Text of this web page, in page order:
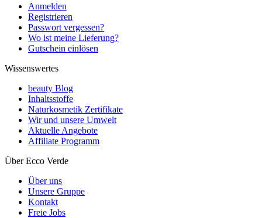
Anmelden
Registrieren
Passwort vergessen?
Wo ist meine Lieferung?
Gutschein einlösen
Wissenswertes
beauty Blog
Inhaltsstoffe
Naturkosmetik Zertifikate
Wir und unsere Umwelt
Aktuelle Angebote
Affiliate Programm
Über Ecco Verde
Über uns
Unsere Gruppe
Kontakt
Freie Jobs